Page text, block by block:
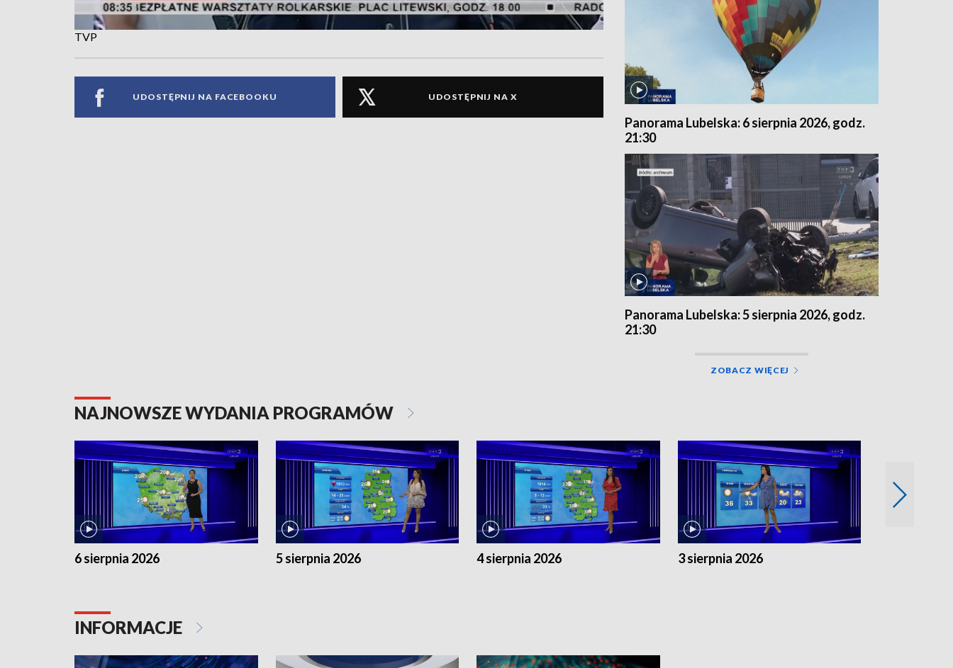
TVP
UDOSTĘPNIJ NA FACEBOOKU UDOSTĘPNIJ NA X
Panorama Lubelska: 6 sierpnia 2026, godz.
21:30
Panorama Lubelska: 5 sierpnia 2026, godz.
21:30
ZOBACZ WIĘCEJ
NAJNOWSZE WYDANIA PROGRAMÓW
6 sierpnia 2026 5 sierpnia 2026 4 sierpnia 2026 3 sierpnia 2026
INFORMACJE